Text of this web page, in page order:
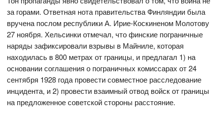
за горами. Ответная нота правительства Финляндии была
вручена послом республики А. Ирие-Коскиненом Молотову
27 ноября. Хельсинки отмечал, что финские пограничные
наряды зафиксировали взрывы в Майниле, которая
находилась в 800 метрах от границы, и предлагал 1) на
основании соглашения о пограничных комиссарах от 24
сентября 1928 года провести совместное расследование
инцидента, и 2) провести взаимный отвод войск от границы
на предложенное советской стороны расстояние.